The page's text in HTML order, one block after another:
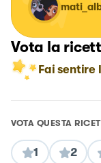
Vota la
Fai sentire
VOTA QUESTA
1 2